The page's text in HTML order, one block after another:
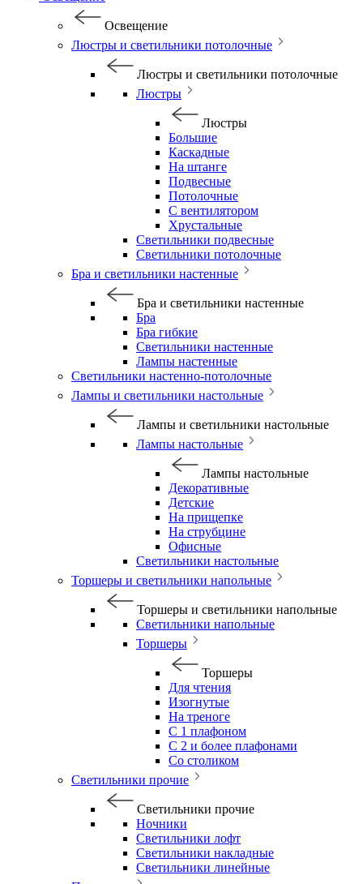
Освещение
Люстры и светильники потолочные
Люстры и светильники потолочные
Люстры
Люстры
Большие
Каскадные
На штанге
Подвесные
Потолочные
С вентилятором
Хрустальные
Светильники подвесные
Светильники потолочные
Бра и светильники настенные
Бра и светильники настенные
Бра
Бра гибкие
Светильники настенные
Лампы настенные
Светильники настенно-потолочные
Лампы и светильники настольные
Лампы и светильники настольные
Лампы настольные
Лампы настольные
Декоративные
Детские
На прищепке
На струбцине
Офисные
Светильники настольные
Торшеры и светильники напольные
Торшеры и светильники напольные
Светильники напольные
Торшеры
Торшеры
Для чтения
Изогнутые
На треноге
С 1 плафоном
С 2 и более плафонами
Со столиком
Светильники прочие
Светильники прочие
Ночники
Светильники лофт
Светильники накладные
Светильники линейные